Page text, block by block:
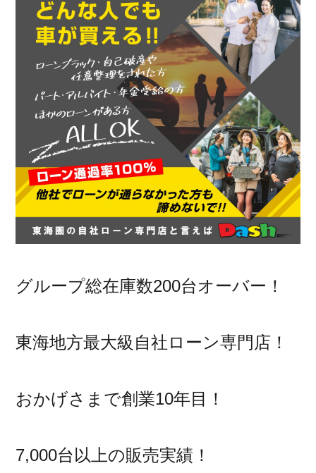
グループ総在庫数200台オーバー！
東海地方最大級自社ローン専門店！
おかげさまで創業10年目！
7,000台以上の販売実績！